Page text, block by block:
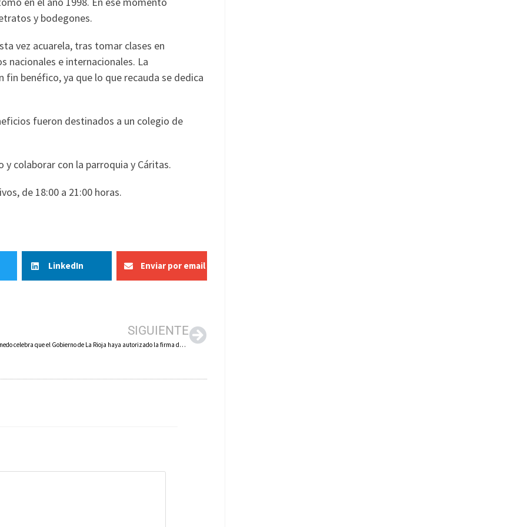
y bodegones.
vez acuarela, tras tomar clases en
nacionales e internacionales. La
benéfico, ya que lo que recauda se dedica
fueron destinados a un colegio de
colaborar con la parroquia y Cáritas.
de 18:00 a 21:00 horas.
LinkedIn Enviar por email
SIGUIENTE
El PP de Arnedo celebra que el Gobierno de La Rioja haya autorizado la firma del convenio con el Ayuntamiento para financiar la construcción del nuevo pabellón polideportivo